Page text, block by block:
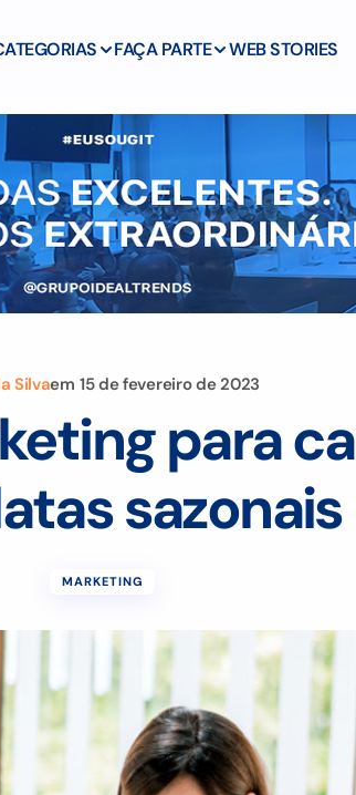
FAÇA PARTE WEB STORIES
Silvaem 15 de fevereiro de 2023
para
sazonais
MARKETING